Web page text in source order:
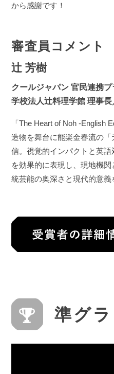
から感謝です！
審査員コメント
辻 芳樹
クールジャパン 官民連携
学校法人辻料理学館 理事
「The Heart of Noh -English
造物を舞台に能楽金春流の
信。視覚的インパクトと英
を効果的に表現し、現地機
統芸能の奥深さと現代的意義
準グ